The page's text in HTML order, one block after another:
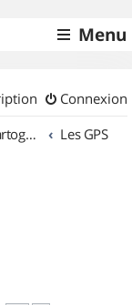
Menu
Connexion
Cartographie et GPS Les GPS